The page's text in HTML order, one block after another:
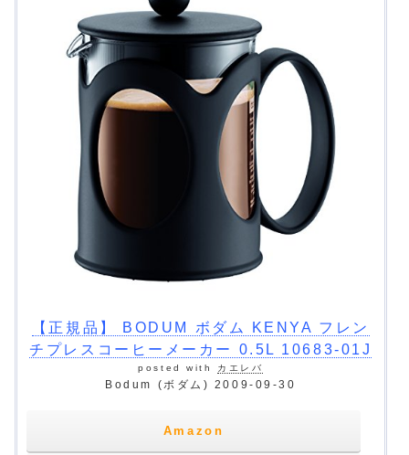
【正規品】 BODUM ボダム KENYA フレン
チプレスコーヒーメーカー 0.5L 10683-01J
posted with カエレバ
Bodum (ボダム) 2009-09-30
Amazon